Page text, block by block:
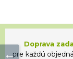
Doprava
pre každú